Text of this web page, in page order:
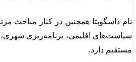
نام داسگوپتا همچنین در کنار مباحث
سیاست‌های اقلیمی، برنامه‌ریزی
مستقیم دارد.